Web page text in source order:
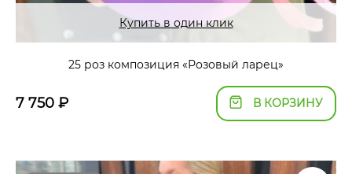
Купить в один клик
25 роз композиция «Розовый ларец»
7 750 ₽ В КОРЗИНУ